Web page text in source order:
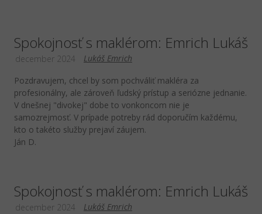
Spokojnosť s maklérom: Emrich Lukáš
Lukáš Emrich
december 2024
Pozdravujem, chcel by som pochváliť makléra za
profesionálny, ale zároveň ľudský prístup a seriózne jednanie.
V dnešnej "divokej" dobe to vonkoncom nie je
samozrejmosť. V prípade potreby rád doporučím každému,
kto o takéto služby prejaví záujem.
Ján D.
Spokojnosť s maklérom: Emrich Lukáš
Lukáš Emrich
december 2024